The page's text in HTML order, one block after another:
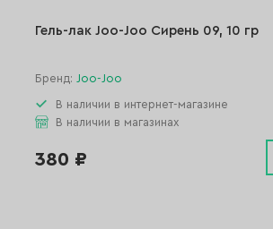
Гель-лак Joo-Joo Сирень 09, 10 гр
Бренд: Joo-Joo
В наличии в интернет-магазине
В наличии в магазинах
380 ₽